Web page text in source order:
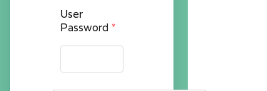
User
Password *